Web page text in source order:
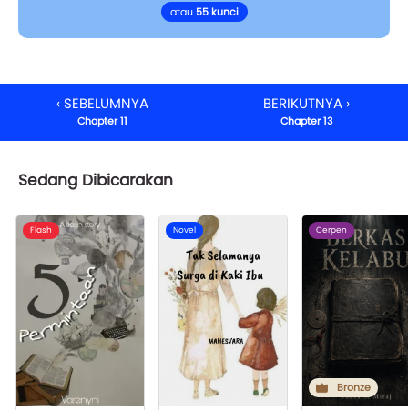
atau 55 kunci
‹ SEBELUMNYA
Chapter 11
BERIKUTNYA ›
Chapter 13
Sedang Dibicarakan
Flash Novel Cerpen
Bronze